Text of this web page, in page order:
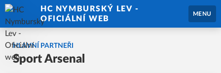
HC NYMBURSKÝ LEV -
OFICIÁLNÍ WEB
MENU
HLAVNÍ PARTNEŘI
Sport Arsenal